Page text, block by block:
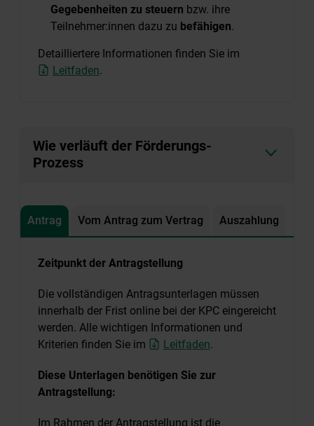
Gegebenheiten zu steuern bzw. ihre
Teilnehmer:innen dazu zu befähigen.
Detailliertere Informationen finden Sie im
Leitfaden.
Wie verläuft der Förderungs-
Prozess
Antrag Vom Antrag zum Vertrag Auszahlung
Zeitpunkt der Antragstellung
Die vollständigen Antragsunterlagen müssen
innerhalb der Frist online bei der KPC eingereicht
werden. Alle wichtigen Informationen und
Kriterien finden Sie im
Leitfaden.
Diese Unterlagen benötigen Sie zur
Antragstellung:
Im Rahmen der Antragstellung ist die